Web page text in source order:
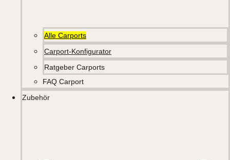
Alle Carports
Carport-Konfigurator
Ratgeber Carports
FAQ Carport
Zubehör